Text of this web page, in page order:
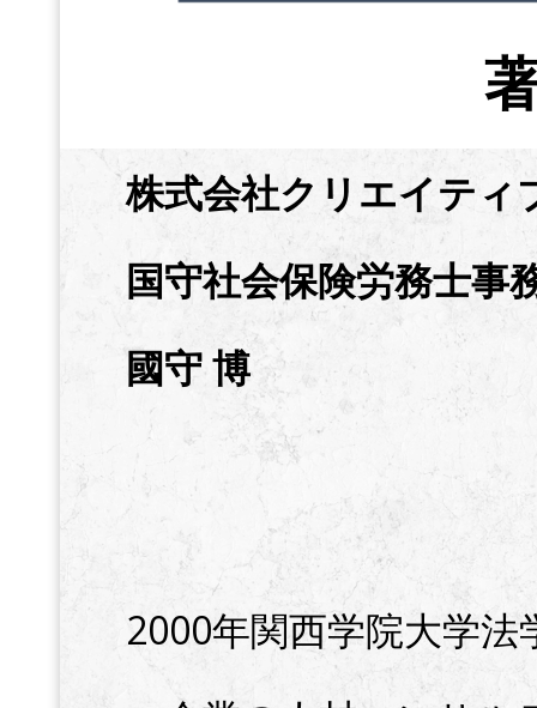
株式会社クリエイテ
国守社会保険労務士
國守 博
2000年関西学院大学